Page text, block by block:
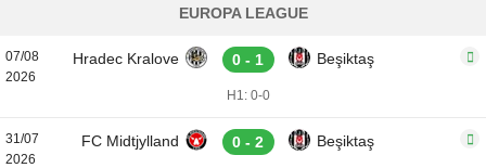
EUROPA LEAGUE
07/08
2026
Hradec Kralove 0 - 1 Beşiktaş
H1: 0-0
31/07
2026
FC Midtjylland 0 - 2 Beşiktaş